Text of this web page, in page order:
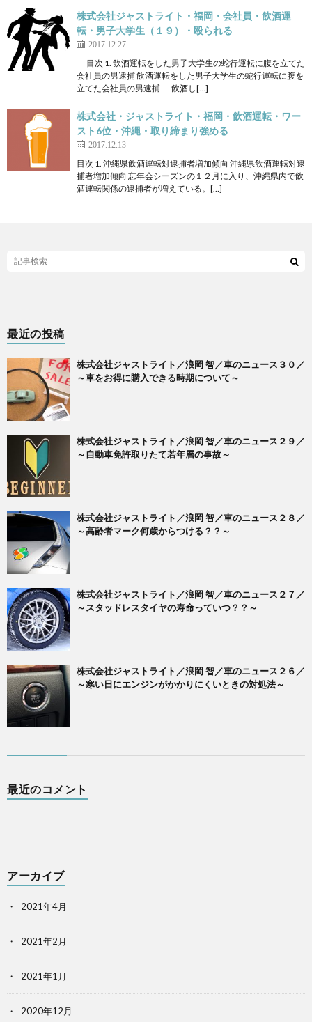
株式会社ジャストライト・福岡・会社員・飲酒運
転・男子大学生（１９）・殴られる
2017.12.27
目次 1. 飲酒運転をした男子大学生の蛇行運転に腹を立てた
会社員の男逮捕 飲酒運転をした男子大学生の蛇行運転に腹を
立てた会社員の男逮捕 飲酒し[…]
株式会社・ジャストライト・福岡・飲酒運転・ワー
スト6位・沖縄・取り締まり強める
2017.12.13
目次 1. 沖縄県飲酒運転対逮捕者増加傾向 沖縄県飲酒運転対逮
捕者増加傾向 忘年会シーズンの１２月に入り、沖縄県内で飲
酒運転関係の逮捕者が増えている。[…]
最近の投稿
株式会社ジャストライト／浪岡 智／車のニュース３０／
～車をお得に購入できる時期について～
株式会社ジャストライト／浪岡 智／車のニュース２９／
～自動車免許取りたて若年層の事故～
株式会社ジャストライト／浪岡 智／車のニュース２８／
～高齢者マーク何歳からつける？？～
株式会社ジャストライト／浪岡 智／車のニュース２７／
～スタッドレスタイヤの寿命っていつ？？～
株式会社ジャストライト／浪岡 智／車のニュース２６／
～寒い日にエンジンがかかりにくいときの対処法～
最近のコメント
アーカイブ
2021年4月
2021年2月
2021年1月
2020年12月